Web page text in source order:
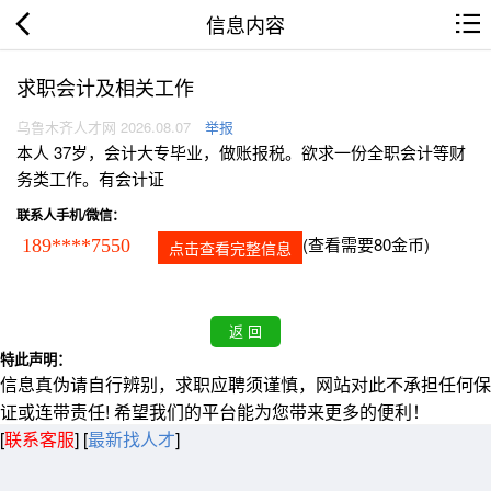
信息内容
求职会计及相关工作
乌鲁木齐人才网 2026.08.07 举报
本人 37岁，会计大专毕业，做账报税。欲求一份全职会计等财
务类工作。有会计证
联系人手机/微信：
189****7550 点击查看完整信息 (查看需要80金币)
特此声明：
信息真伪请自行辨别，求职应聘须谨慎，网站对此不承担任何保
证或连带责任! 希望我们的平台能为您带来更多的便利！
[联系客服] [最新找人才]